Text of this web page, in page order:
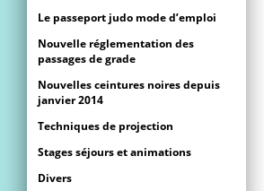
Le passeport judo mode d’emploi
Nouvelle réglementation des
passages de grade
Nouvelles ceintures noires depuis
janvier 2014
Techniques de projection
Stages séjours et animations
Divers